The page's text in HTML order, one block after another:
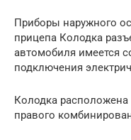
Приборы наружного
прицепа Колодка
автомобиля имеется
подключения
Колодка
правого